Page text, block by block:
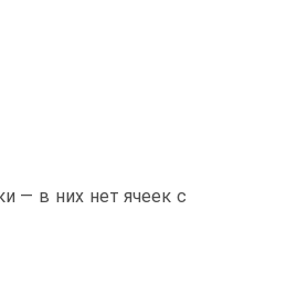
— в них нет ячеек с